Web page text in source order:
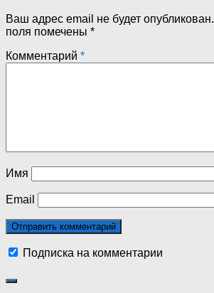
Ваш адрес email не будет опубликован.
поля помечены *
Комментарий *
Имя
Email
Подписка на комментарии